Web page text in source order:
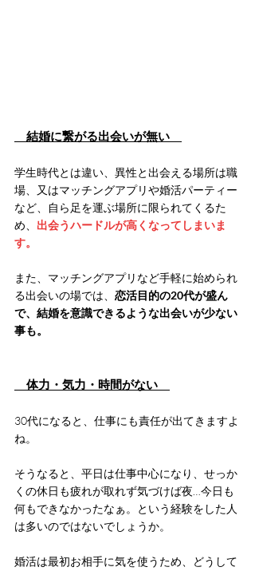
結婚に繋がる出会いが無い
学生時代とは違い、異性と出会える場所は職
場、又はマッチングアプリや婚活パーティー
など、自ら足を運ぶ場所に限られてくるた
め、 出会うハードルが高くなってしまいま
す。
また、マッチングアプリなど手軽に始められ
る出会いの場では、 恋活目的の20代が盛ん
で、結婚を意識できるような出会いが少ない
事も。
体力・気力・時間がない
30代になると、仕事にも責任が出てきますよ
ね。
そうなると、平日は仕事中心になり、せっか
くの休日も疲れが取れず気づけば夜…今日も
何もできなかったなぁ。という経験をした人
は多いのではないでしょうか。
婚活は最初お相手に気を使うため、どうして